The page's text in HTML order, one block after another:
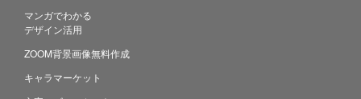
マンガでわかる
デザイン活用
ZOOM背景画像無料作成
キャラマーケット